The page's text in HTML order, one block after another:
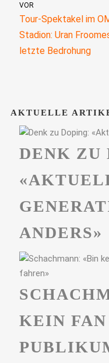
VOR
Tour-Spektakel im
Stadion: Uran
letzte Bedrohung
AKTUELLE
DENK ZU
ANDERS»
KEIN FAN